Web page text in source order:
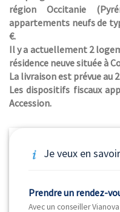
région Occitanie
appartements neufs de
€.
Il y a actuellement 2
résidence neuve située à
La livraison est prévue au 2
Les dispositifs fiscaux
Accession.
Je veux en
Prendre un rendez-
Avec un conseiller Vianova